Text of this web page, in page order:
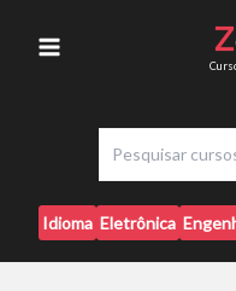
Menu
Z
Idioma Eletrônica
Apps